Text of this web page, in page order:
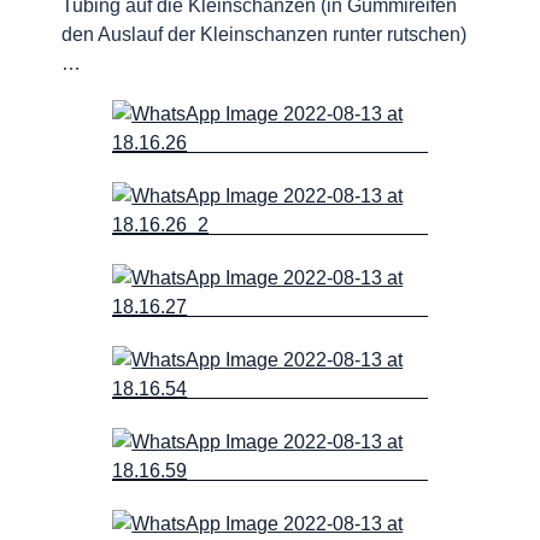
Tubing auf die Kleinschanzen (in Gummireifen
den Auslauf der Kleinschanzen runter rutschen)
…